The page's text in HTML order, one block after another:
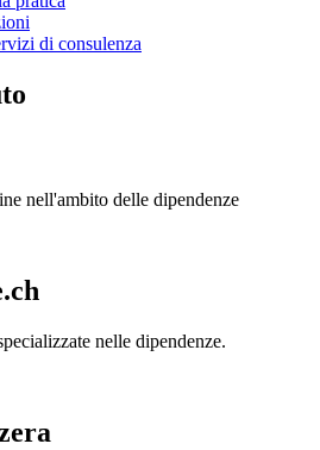
di consulenza
nell'ambito delle dipendenze
nelle dipendenze.